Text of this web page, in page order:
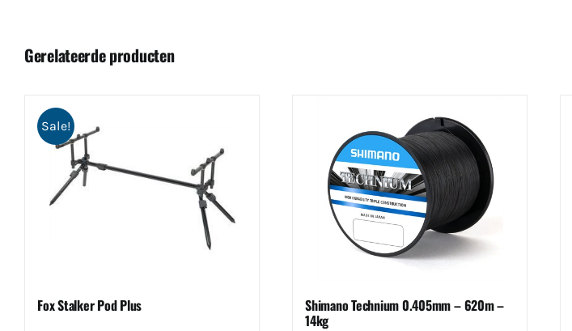
Gerelateerde producten
Sale!
Fox Stalker Pod Plus Shimano Technium 0.405mm – 620m –
14kg